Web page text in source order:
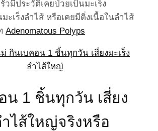
วมีประวัติเคยป่วยเป็นมะเร็ง
มะเร็งลำไส้ หรือเคยมีติ่งเนื้อในลำไส้
Adenomatous Polyps
น 1 ชิ้นทุกวัน เสี่ยง
ำไส้ใหญ่จริงหรือ